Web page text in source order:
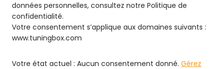
données personnelles, consultez notre Politique de
confidentialité.
Votre consentement s’applique aux domaines suivants :
www.tuningbox.com
Votre état actuel : Aucun consentement donné. Gérez